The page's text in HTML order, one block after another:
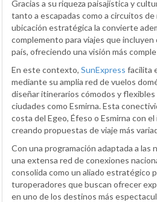
Gracias a su riqueza paisajística y
tanto a escapadas como a circuitos de
ubicación estratégica la convierte
complemento para viajes que
país, ofreciendo una visión más
En este contexto, SunExpress facilita
mediante su amplia red de vuelos
diseñar itinerarios cómodos y
ciudades como Esmirna. Esta
costa del Egeo, Éfeso o Esmirna con
creando propuestas de viaje más
Con una programación adaptada a las
una extensa red de conexiones
consolida como un aliado estratégico
turoperadores que buscan ofrecer
en uno de los destinos más